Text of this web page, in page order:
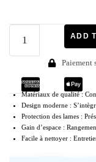
ADD
Paiement
Matériaux de qualité :
Design moderne :
Protection des lames :
Gain d’espace :
Facile à nettoyer :